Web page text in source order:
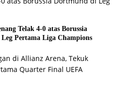
Telak 4-0 atas Borussia
Pertama Liga Champions